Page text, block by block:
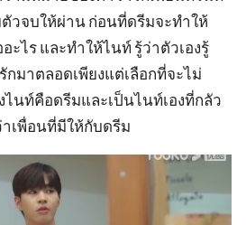
วจบให้ผ่าน ก่อนที่ดรีมจะทำให้
ไร และทำให้ไนท์ รู้ว่าตัวเองรู้
มาตลอดเพียงแต่เลือกที่จะไม่
นท์คือดรีมและเป็นไนท์เองที่กลัว
เพื่อนที่มีให้กับดรีม